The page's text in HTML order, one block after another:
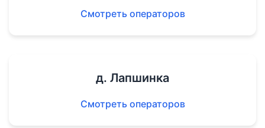
Смотреть операторов
д. Лапшинка
Смотреть операторов